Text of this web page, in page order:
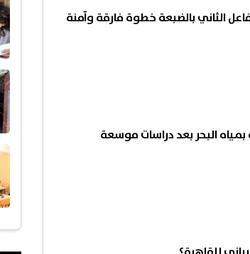
الثاني بالضبعة خطوة فارقة وآمنة
البحر بعد دراسات موسعة